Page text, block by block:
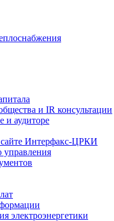
и IR консультации
и аудиторе
Интерфакс-ЦРКИ
электроэнергетики